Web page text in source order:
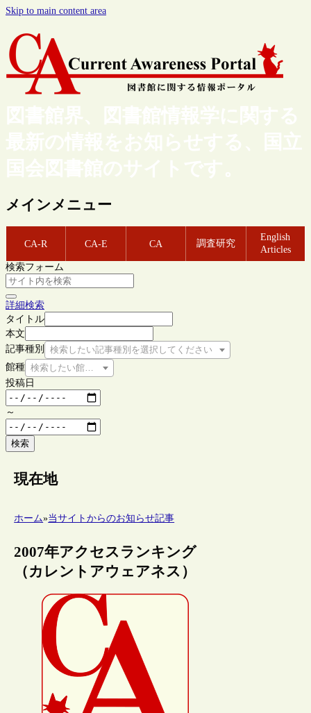
Skip to main content area
図書館界、図書館情報学に関する
最新の情報をお知らせする、国立
国会図書館のサイトです。
メインメニュー
CA-R CA-E CA 調査研究
English
Articles
検索フォーム
詳細検索
タイトル
本文
記事種別
検索したい記事種別を選択してください
館種 検索したい館種を選択してください
投稿日
～
検索
現在地
ホーム»当サイトからのお知らせ記事
2007年アクセスランキング
（カレントアウェアネス）